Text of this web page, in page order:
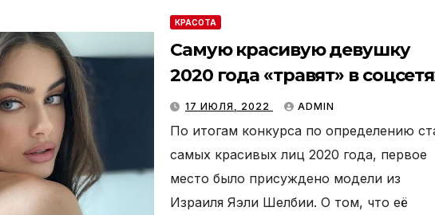
КРАСОТА
Самую красивую девушку
2020 года «травят» в
17 ИЮЛЯ, 2022 ADMIN
По итогам конкурса по определению
самых красивых лиц 2020 года, первое
место было присуждено модели из
Израиля Яэли Шелбии. О том, что её